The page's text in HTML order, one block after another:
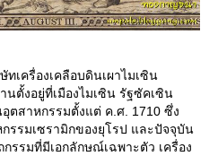
ครื่องเคลือบดินเผาไมเซิน
นตั้งอยู่ที่เมืองไมเซิน รัฐซัคเซิน
อุตสาหกรรมตั้งแต่ ค.ศ. 1710 ซึ่ง
รรมเซรามิกของยุโรป และปัจจุบัน
รรมที่มีเอกลักษณ์เฉพาะตัว เครื่อง